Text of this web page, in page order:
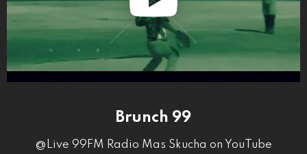
Brunch 99
@Live 99FM Radio Mas Skucha on YouTube